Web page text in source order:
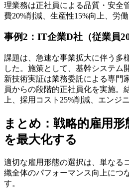
理業務は正社員による品質・安全
費20%削減、生産性15%向上、労
事例2：IT企業D社（従業員
課題は、急速な事業拡大に伴う多
した。施策として、基幹システム
新技術実証は業務委託による専門
員からの段階的正社員化を実施。
上、採用コスト25%削減、エンジ
まとめ：戦略的雇用
を最大化する
適切な雇用形態の選択は、単なる
織全体のパフォーマンス向上につ
す。